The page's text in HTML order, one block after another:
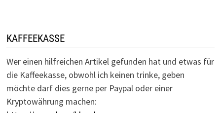
KAFFEEKASSE
Wer einen hilfreichen Artikel gefunden hat und etwas für
die Kaffeekasse, obwohl ich keinen trinke, geben
möchte darf dies gerne per Paypal oder einer
Kryptowährung machen: